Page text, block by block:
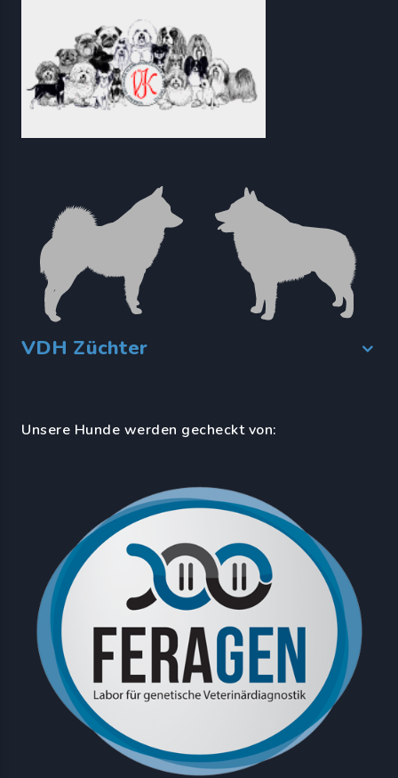
VDH Züchter
Unsere Hunde werden gecheckt von: